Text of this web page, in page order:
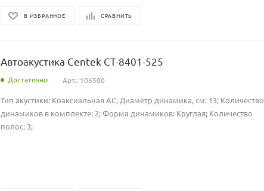
В ИЗБРАННОЕ СРАВНИТЬ
Автоакустика Centek CT-8401-525
Достаточно Арт.: 106500
Тип акустики: Коаксиальная АС; Диаметр динамика, см: 13; Количество
динамиков в комплекте: 2; Форма динамиков: Круглая; Количество
полос: 3;